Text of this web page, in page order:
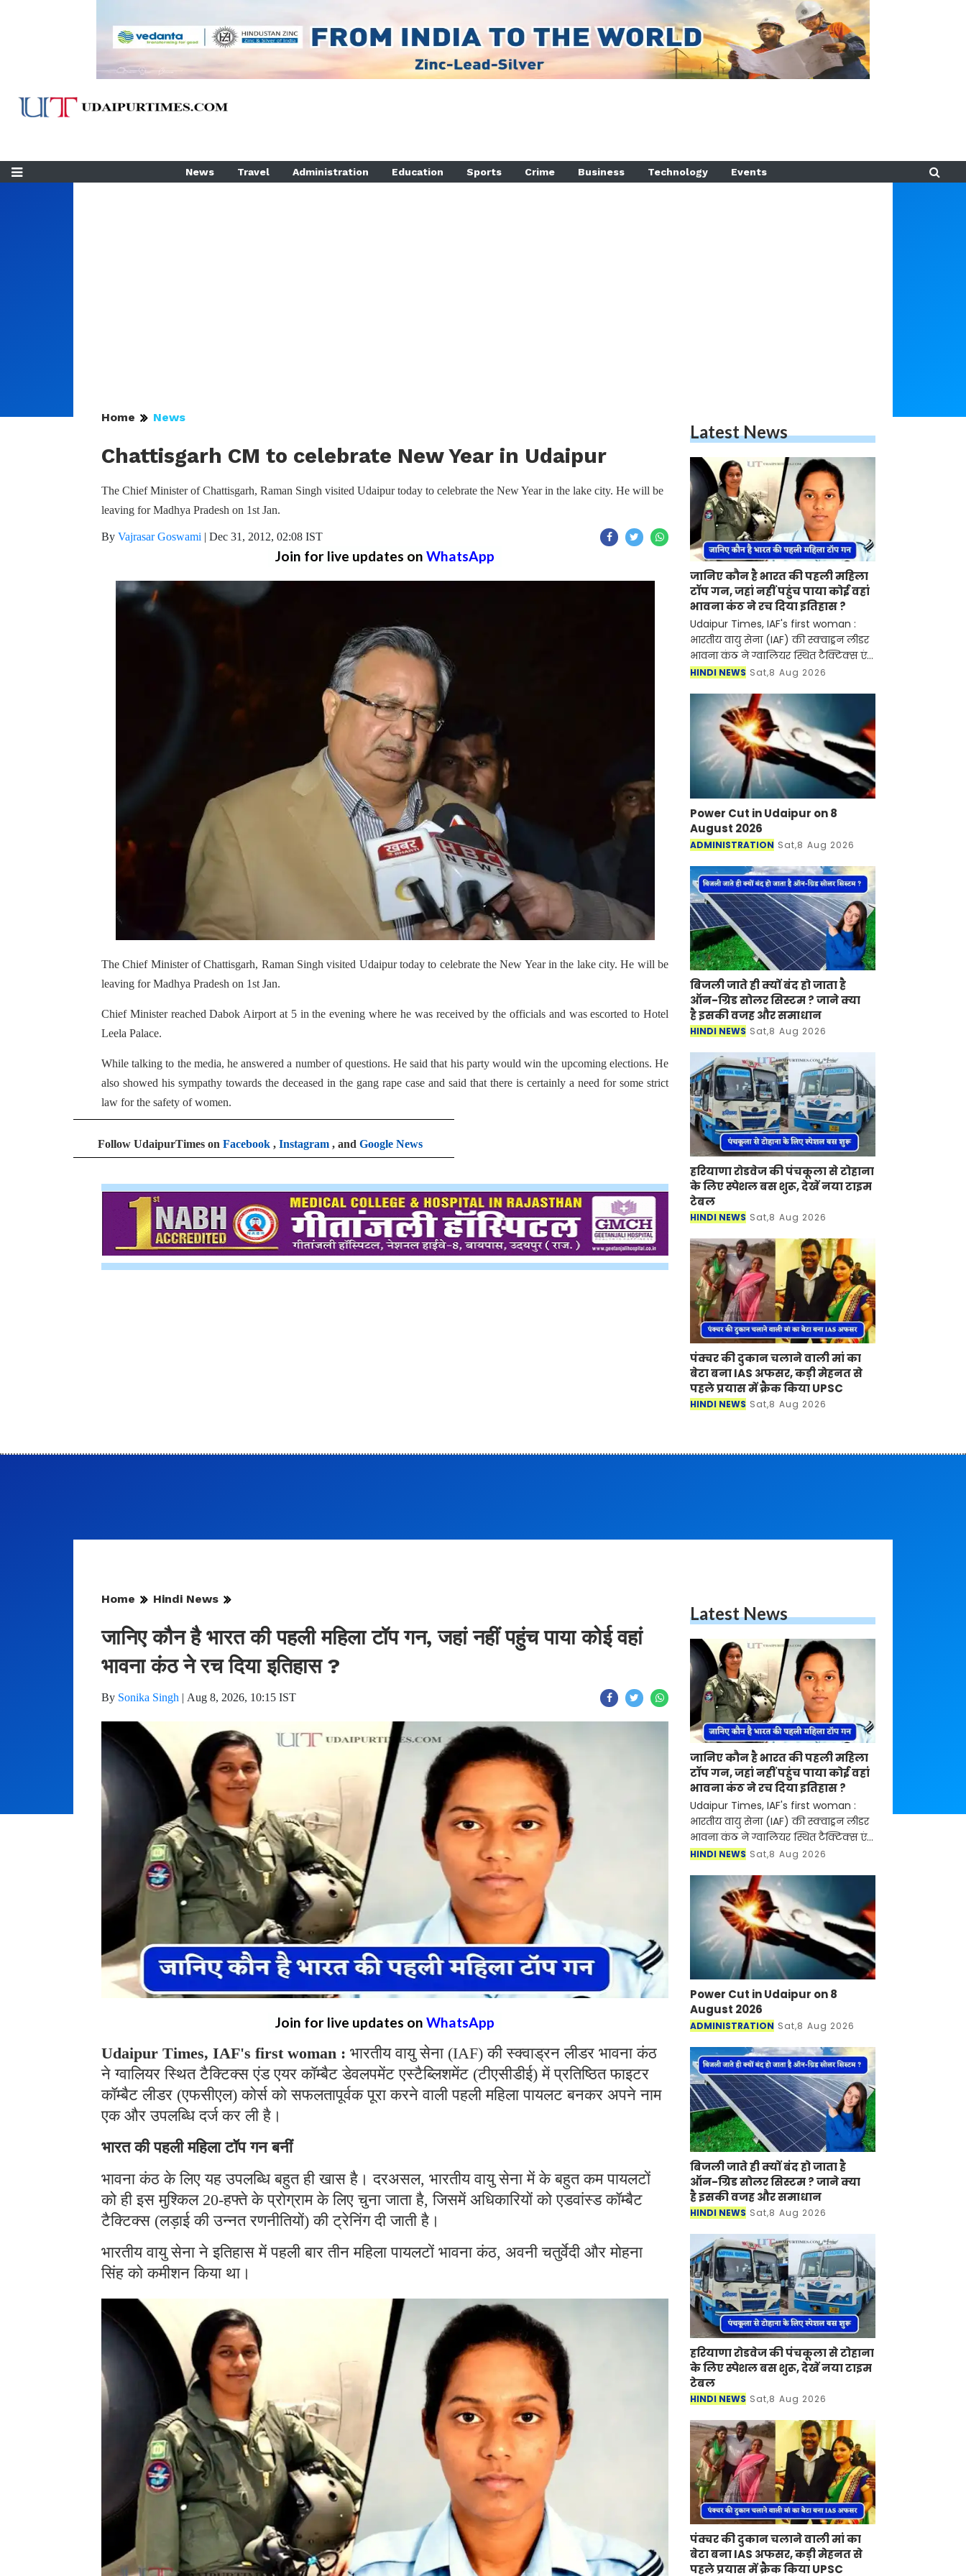
News Travel Administration Education Sports Crime Business Technology Events
Home News
Chattisgarh CM to celebrate New Year in Udaipur
The Chief Minister of Chattisgarh, Raman Singh visited Udaipur today to celebrate the New Year in the lake city. He will be
leaving for Madhya Pradesh on 1st Jan.
By Vajrasar Goswami | Dec 31, 2012, 02:08 IST
Join for live updates on WhatsApp
The Chief Minister of Chattisgarh, Raman Singh visited Udaipur today to celebrate the New Year in the lake city. He will be
leaving for Madhya Pradesh on 1st Jan.
Chief Minister reached Dabok Airport at 5 in the evening where he was received by the officials and was escorted to Hotel
Leela Palace.
While talking to the media, he answered a number of questions. He said that his party would win the upcoming elections. He
also showed his sympathy towards the deceased in the gang rape case and said that there is certainly a need for some strict
law for the safety of women.
Follow UdaipurTimes on Facebook , Instagram , and Google News
Latest News
जानिए कौन है भारत की पहली महिला
टॉप गन, जहां नहीं पहुंच पाया कोई वहां
भावना कंठ ने रच दिया इतिहास ?
Udaipur Times, IAF's first woman :
भारतीय वायु सेना (IAF) की स्क्वाड्रन लीडर
भावना कंठ ने ग्वालियर स्थित टैक्टिक्स एंड
एयर कॉम्बैट डेवलपमेंट एस्टैब्लिशमेंट
HINDI NEWS Sat,8 Aug 2026
Power Cut in Udaipur on 8
August 2026
ADMINISTRATION Sat,8 Aug 2026
बिजली जाते ही क्यों बंद हो जाता है
ऑन-ग्रिड सोलर सिस्टम ? जाने क्या
है इसकी वजह और समाधान
HINDI NEWS Sat,8 Aug 2026
हरियाणा रोडवेज की पंचकूला से टोहाना
के लिए स्पेशल बस शुरू, देखें नया टाइम
टेबल
HINDI NEWS Sat,8 Aug 2026
पंक्चर की दुकान चलाने वाली मां का
बेटा बना IAS अफसर, कड़ी मेहनत से
पहले प्रयास में क्रैक किया UPSC
HINDI NEWS Sat,8 Aug 2026
Home Hindi News
जानिए कौन है भारत की पहली महिला टॉप गन, जहां नहीं पहुंच पाया कोई वहां
भावना कंठ ने रच दिया इतिहास ?
By Sonika Singh | Aug 8, 2026, 10:15 IST
Join for live updates on WhatsApp
Udaipur Times, IAF's first woman : भारतीय वायु सेना (IAF) की स्क्वाड्रन लीडर भावना कंठ
ने ग्वालियर स्थित टैक्टिक्स एंड एयर कॉम्बैट डेवलपमेंट एस्टैब्लिशमेंट (टीएसीडीई) में प्रतिष्ठित फाइटर
कॉम्बैट लीडर (एफसीएल) कोर्स को सफलतापूर्वक पूरा करने वाली पहली महिला पायलट बनकर अपने नाम
एक और उपलब्धि दर्ज कर ली है।
भारत की पहली महिला टॉप गन बनीं
भावना कंठ के लिए यह उपलब्धि बहुत ही खास है। दरअसल, भारतीय वायु सेना में के बहुत कम पायलटों
को ही इस मुश्किल 20-हफ्ते के प्रोग्राम के लिए चुना जाता है, जिसमें अधिकारियों को एडवांस्ड कॉम्बैट
टैक्टिक्स (लड़ाई की उन्नत रणनीतियों) की ट्रेनिंग दी जाती है।
भारतीय वायु सेना ने इतिहास में पहली बार तीन महिला पायलटों भावना कंठ, अवनी चतुर्वेदी और मोहना
सिंह को कमीशन किया था।
Latest News
जानिए कौन है भारत की पहली महिला
टॉप गन, जहां नहीं पहुंच पाया कोई वहां
भावना कंठ ने रच दिया इतिहास ?
Udaipur Times, IAF's first woman :
भारतीय वायु सेना (IAF) की स्क्वाड्रन लीडर
भावना कंठ ने ग्वालियर स्थित टैक्टिक्स एंड
एयर कॉम्बैट डेवलपमेंट एस्टैब्लिशमेंट
HINDI NEWS Sat,8 Aug 2026
Power Cut in Udaipur on 8
August 2026
ADMINISTRATION Sat,8 Aug 2026
बिजली जाते ही क्यों बंद हो जाता है
ऑन-ग्रिड सोलर सिस्टम ? जाने क्या
है इसकी वजह और समाधान
HINDI NEWS Sat,8 Aug 2026
हरियाणा रोडवेज की पंचकूला से टोहाना
के लिए स्पेशल बस शुरू, देखें नया टाइम
टेबल
HINDI NEWS Sat,8 Aug 2026
पंक्चर की दुकान चलाने वाली मां का
बेटा बना IAS अफसर, कड़ी मेहनत से
पहले प्रयास में क्रैक किया UPSC